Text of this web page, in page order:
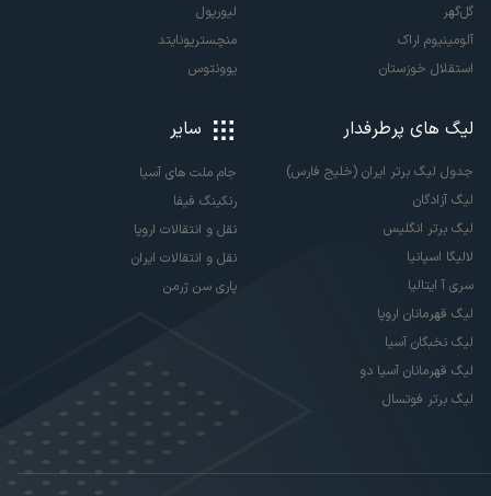
گل‌گهر
آلومینیوم اراک
استقلال خوزستان
لیورپول
منچستریونایتد
یوونتوس
لیگ های پرطرفدار
جدول لیگ برتر ایران (خلیج فارس)
لیگ آزادگان
لیگ برتر انگلیس
لالیگا اسپانیا
سری آ ایتالیا
لیگ قهرمانان اروپا
لیگ نخبگان آسیا
لیگ قهرمانان آسیا دو
لیگ برتر فوتسال
سایر
جام ملت های آسیا
رنکینگ فیفا
نقل و انتقالات اروپا
نقل و انتقالات ایران
پاری سن ژرمن